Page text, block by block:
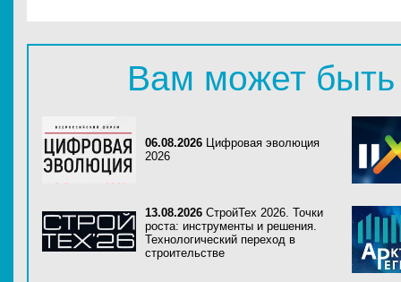
Вам может быть
06.08.2026 Цифровая эволюция
2026
13.08.2026 СтройТех 2026. Точки
роста: инструменты и решения.
Технологический переход в
строительстве